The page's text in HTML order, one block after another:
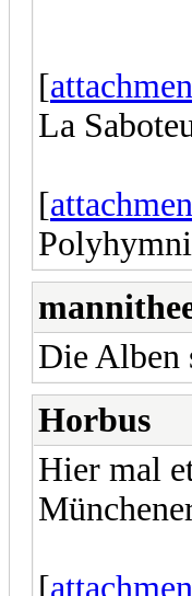
[
La
[
Die Alben
Horbus
Hier mal
[